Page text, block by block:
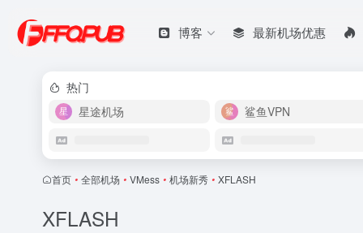
博客 最新机场优惠
热门
星途机场
鲨鱼VPN
首页 • 全部机场 • VMess • 机场新秀 • XFLASH
XFLASH